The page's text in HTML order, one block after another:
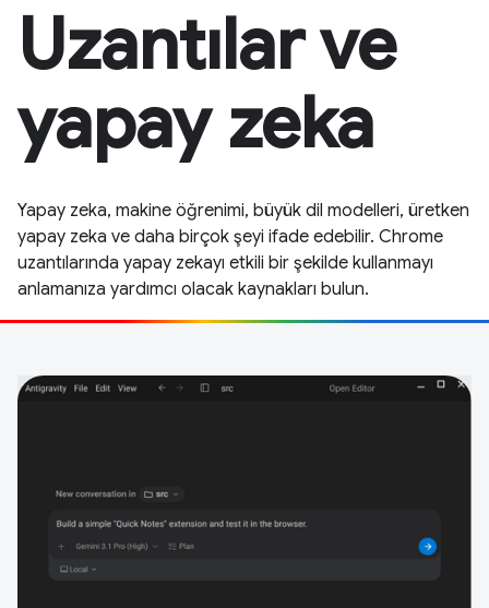
Uzantılar ve
yapay zeka
Yapay zeka, makine öğrenimi, büyük dil modelleri, üretken
yapay zeka ve daha birçok şeyi ifade edebilir. Chrome
uzantılarında yapay zekayı etkili bir şekilde kullanmayı
anlamanıza yardımcı olacak kaynakları bulun.